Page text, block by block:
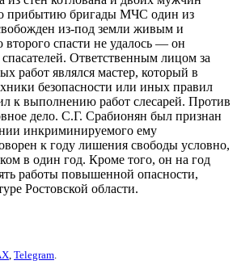
прибытию бригады МЧС один из
из-под земли живым и
второго спасти не удалось — он
спасателей. Ответственным лицом за
работ являлся мастер, который в
безопасности или иных правил
к выполнению работ слесарей. Против
дело. С.Г. Срабионян был признан
инкриминируемого ему
к году лишения свободы условно,
в один год. Кроме того, он на год
работы повышенной опасности,
Ростовской области.
, Telegram.